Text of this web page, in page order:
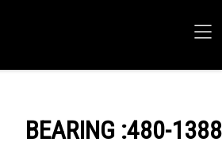
480-
: BEARING